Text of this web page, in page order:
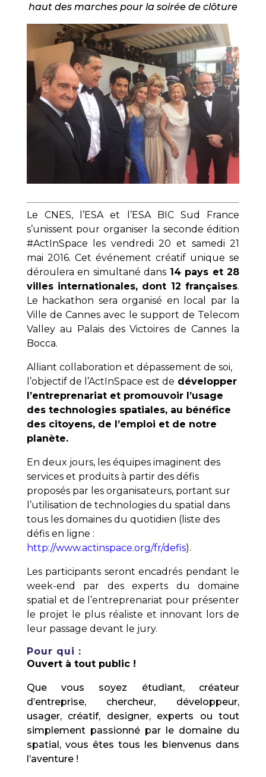
haut des marches pour la soirée de clôture
Le CNES, l’ESA et l’ESA BIC Sud France
s’unissent pour organiser la seconde édition
#ActInSpace les vendredi 20 et samedi 21
mai 2016. Cet événement créatif unique se
déroulera en simultané dans 14 pays et 28
villes internationales, dont 12 françaises.
Le hackathon sera organisé en local par la
Ville de Cannes avec le support de Telecom
Valley au Palais des Victoires de Cannes la
Bocca.
Alliant collaboration et dépassement de soi,
l’objectif de l’ActInSpace est de développer
l’entreprenariat et promouvoir l’usage
des technologies spatiales, au bénéfice
des citoyens, de l’emploi et de notre
planète.
En deux jours, les équipes imaginent des
services et produits à partir des défis
proposés par les organisateurs, portant sur
l’utilisation de technologies du spatial dans
tous les domaines du quotidien (liste des
défis en ligne :
http://www.actinspace.org/fr/defis).
Les participants seront encadrés pendant le
week-end par des experts du domaine
spatial et de l’entreprenariat pour présenter
le projet le plus réaliste et innovant lors de
leur passage devant le jury.
Pour qui :
Ouvert à tout public !
Que vous soyez étudiant, créateur
d’entreprise, chercheur, développeur,
usager, créatif, designer, experts ou tout
simplement passionné par le domaine du
spatial, vous êtes tous les bienvenus dans
l’aventure !